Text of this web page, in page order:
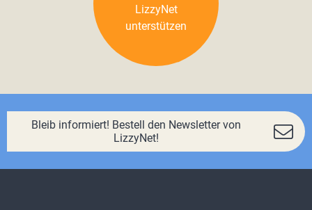
LizzyNet
unterstützen
Bleib informiert! Bestell den Newsletter von
LizzyNet!